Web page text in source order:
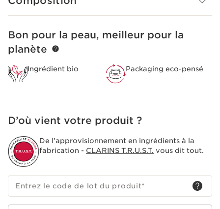
ALLER AU CONTENU
Bon pour la peau, meilleur pour la
planète
Ingrédient bio Packaging eco-pensé
D’où vient votre produit ?
De l'approvisionnement en ingrédients à la
fabrication - CLARINS T.R.U.S.T. vous dit tout.
Entrez le code de lot du produit*